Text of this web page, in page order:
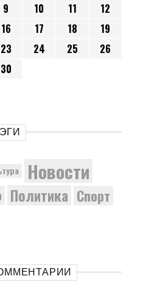
9 10 11
12
16 17 18
19
23 24 25
26
30
Новости
Политика Спорт